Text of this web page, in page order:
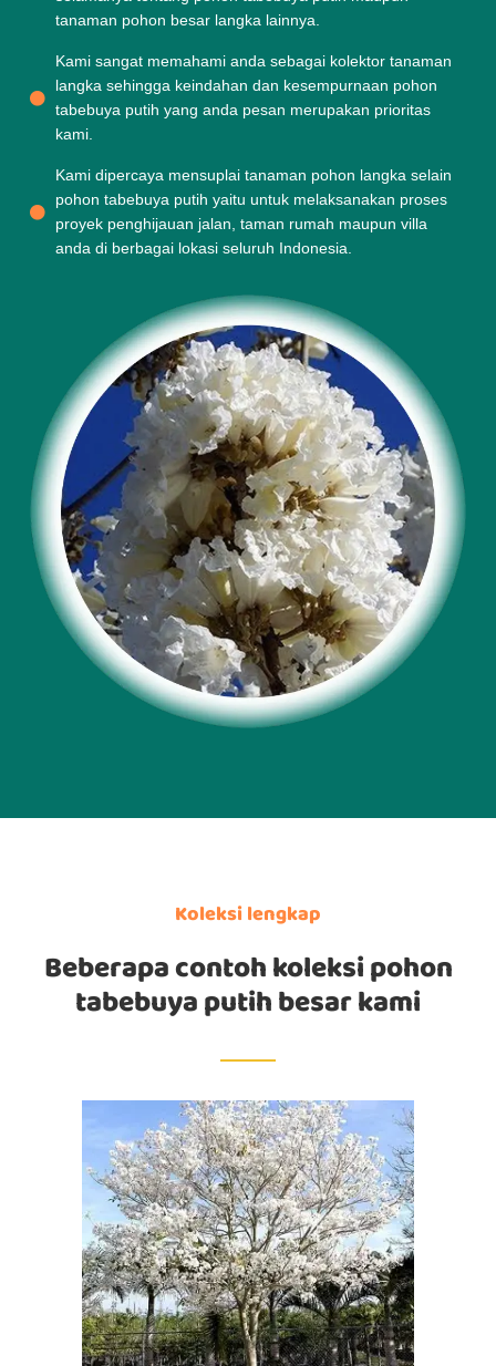
tanaman pohon besar langka lainnya.
Kami sangat memahami anda sebagai kolektor tanaman
langka sehingga keindahan dan kesempurnaan pohon
tabebuya putih yang anda pesan merupakan prioritas
kami.
Kami dipercaya mensuplai tanaman pohon langka selain
pohon tabebuya putih yaitu untuk melaksanakan proses
proyek penghijauan jalan, taman rumah maupun villa
anda di berbagai lokasi seluruh Indonesia.
Koleksi lengkap
Beberapa contoh koleksi pohon
tabebuya putih besar kami